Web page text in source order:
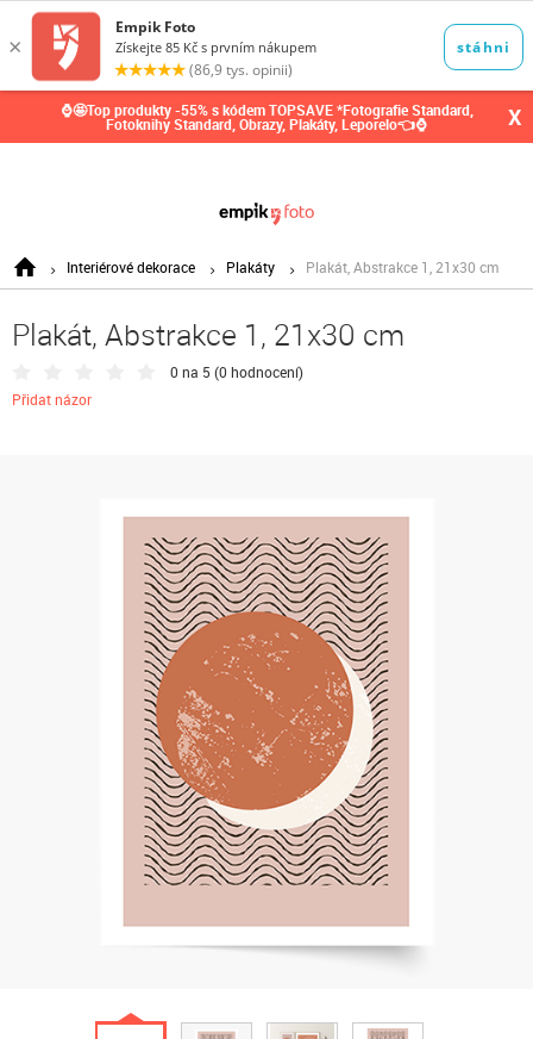
⌚🤩Top produkty -55% s kódem TOPSAVE *Fotografie Standard,
Fotoknihy Standard, Obrazy, Plakáty, Leporelo👈⌚ X
Interiérové dekorace Plakáty Plakát, Abstrakce 1, 21x30 cm
Plakát, Abstrakce 1, 21x30 cm
0 na 5 (0 hodnocení)
Přidat názor